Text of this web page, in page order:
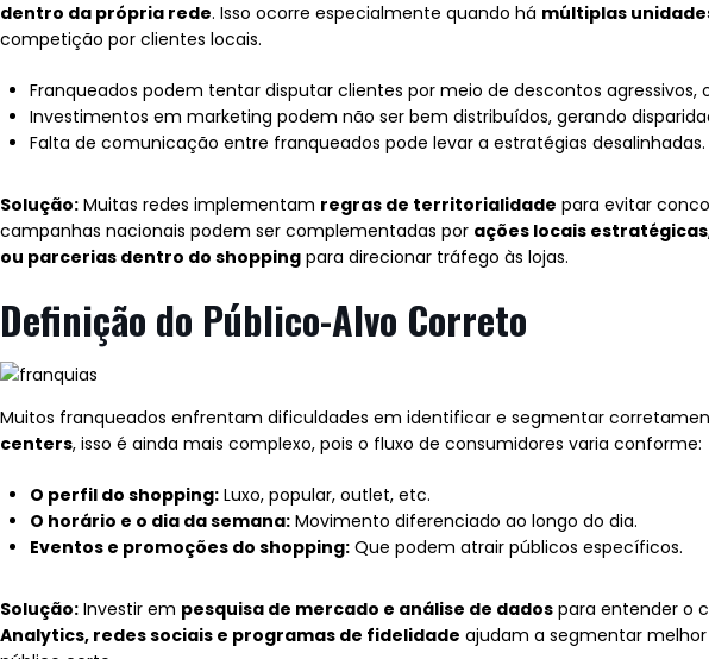
dentro da própria rede. Isso ocorre especialmente quando há múltiplas
competição por clientes locais.
Franqueados podem tentar disputar clientes por meio de descontos agressivos,
Investimentos em marketing podem não ser bem distribuídos, gerando
Falta de comunicação entre franqueados pode levar a estratégias desalinhadas.
Solução: Muitas redes implementam regras de territorialidade para evitar
campanhas nacionais podem ser complementadas por ações locais estratégicas
ou parcerias dentro do shopping para direcionar tráfego às lojas.
Definição do Público-Alvo Correto
Muitos franqueados enfrentam dificuldades em identificar e segmentar
centers, isso é ainda mais complexo, pois o fluxo de consumidores varia conforme:
O perfil do shopping: Luxo, popular, outlet, etc.
O horário e o dia da semana: Movimento diferenciado ao longo do dia.
Eventos e promoções do shopping: Que podem atrair públicos específicos.
Solução: Investir em pesquisa de mercado e análise de dados para entender o
Analytics, redes sociais e programas de fidelidade ajudam a segmentar